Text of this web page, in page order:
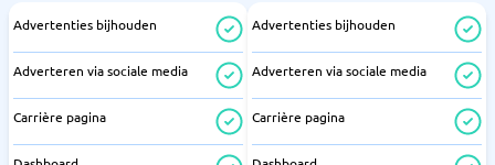
Advertenties bijhouden
Adverteren via sociale media
Carrière pagina
Advertenties bijhouden
Adverteren via sociale media
Carrière pagina